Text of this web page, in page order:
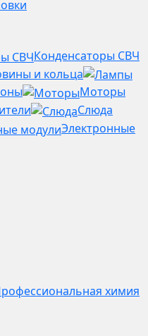
Конденсаторы СВЧ
и кольца
Моторы
Слюда
Электронные